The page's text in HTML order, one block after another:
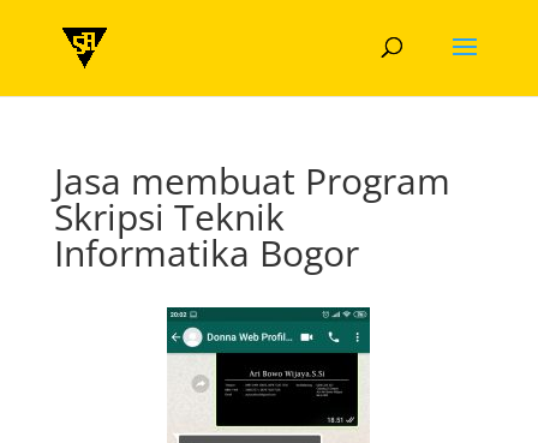
Jasa membuat Program
Skripsi Teknik
Informatika Bogor